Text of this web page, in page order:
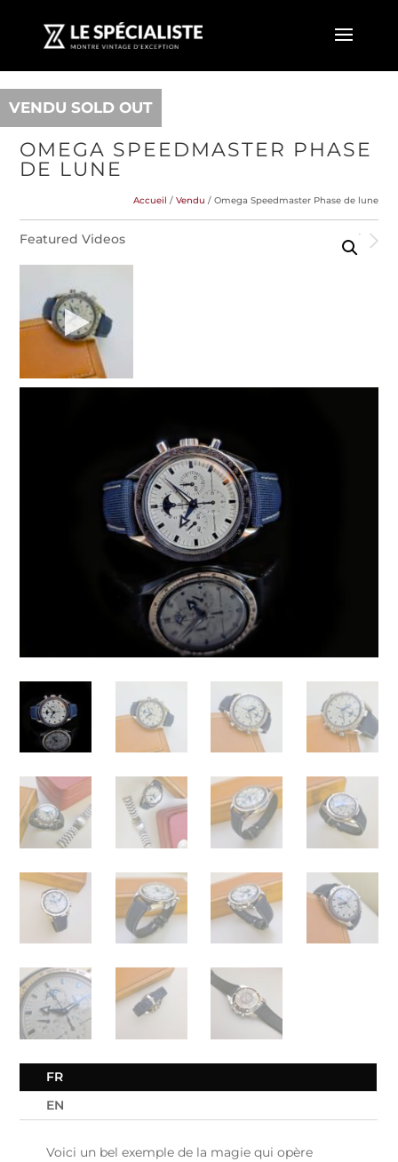
VENDU SOLD OUT
OMEGA SPEEDMASTER PHASE
DE LUNE
Accueil / Vendu / Omega Speedmaster Phase de lune
Featured Videos
FR
EN
Voici un bel exemple de la magie qui opère